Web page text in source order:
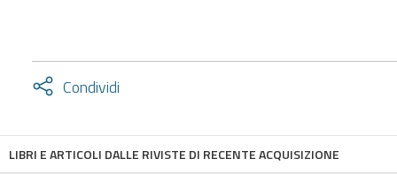
Condividi
Attiva
LIBRI E ARTICOLI DALLE RIVISTE DI RECENTE ACQUISIZIONE